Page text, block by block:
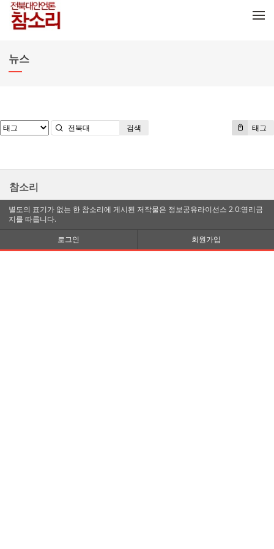
뉴스
태그
검색
참소리
별도의 표기가 없는 한 참소리에 게시된 저작물은 정보공유라이선스 2.0:영리금
지를 따릅니다.
로그인
회원가입